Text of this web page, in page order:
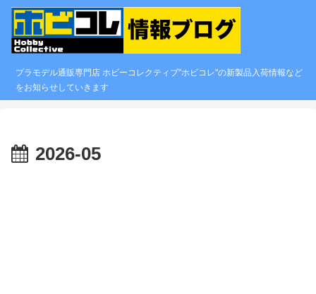
プラモデル通販専門店 ホビーコレクティブ"ホビコレ"の新製品入荷情報など
をお知らせしていきます
2026-05